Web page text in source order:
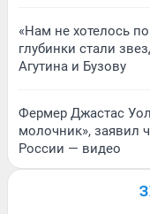
«Нам не хотелось
глубинки стали
Агутина и Бузову
Фермер Джастас
молочник», заявил
России — видео